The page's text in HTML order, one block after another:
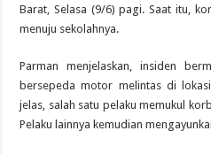
Barat, Selasa (9/6) pagi. Saat itu,
menuju sekolahnya.
Parman menjelaskan, insiden
bersepeda motor melintas di
jelas, salah satu pelaku memukul
Pelaku lainnya kemudian